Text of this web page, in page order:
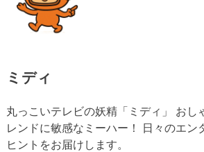
ミディ
丸っこいテレビの妖精「ミディ」 おし
レンドに敏感なミーハー！ 日々のエン
ヒントをお届けします。